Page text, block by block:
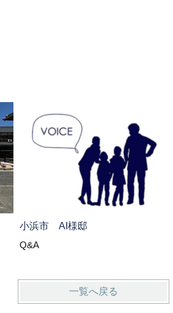
小浜市 AI様邸
Q&A
一覧へ戻る